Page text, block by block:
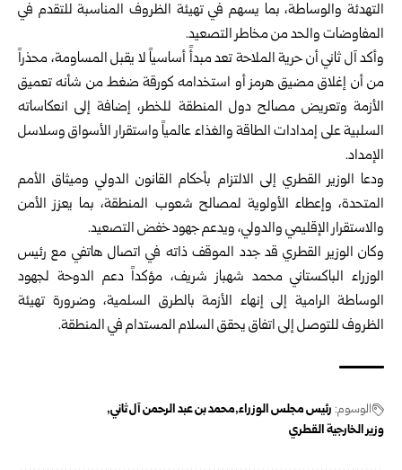
التهدئة والوساطة، بما يسهم في تهيئة الظروف المناسبة للتقدم في
المفاوضات والحد من مخاطر التصعيد.
وأكد آل ثاني أن حرية الملاحة تعد مبدأً أساسياً لا يقبل المساومة، محذراً
من أن إغلاق مضيق هرمز أو استخدامه كورقة ضغط من شأنه تعميق
الأزمة وتعريض مصالح دول المنطقة للخطر، إضافة إلى انعكاساته
السلبية على إمدادات الطاقة والغذاء عالمياً واستقرار الأسواق وسلاسل
الإمداد.
ودعا الوزير القطري إلى الالتزام بأحكام القانون الدولي وميثاق الأمم
المتحدة، وإعطاء الأولوية لمصالح شعوب المنطقة، بما يعزز الأمن
والاستقرار الإقليمي والدولي، ويدعم جهود خفض التصعيد.
وكان الوزير القطري قد جدد الموقف ذاته في اتصال هاتفي مع رئيس
الوزراء الباكستاني محمد شهباز شريف، مؤكداً دعم الدوحة لجهود
الوساطة الرامية إلى إنهاء الأزمة بالطرق السلمية، وضرورة تهيئة
الظروف للتوصل إلى اتفاق يحقق السلام المستدام في المنطقة.
الوسوم: رئيس مجلس الوزراء محمد بن عبد الرحمن آل ثاني
وزير الخارجية القطري